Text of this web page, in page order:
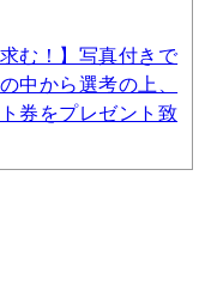
む！】写真付きで
中から選考の上、
券をプレゼント致